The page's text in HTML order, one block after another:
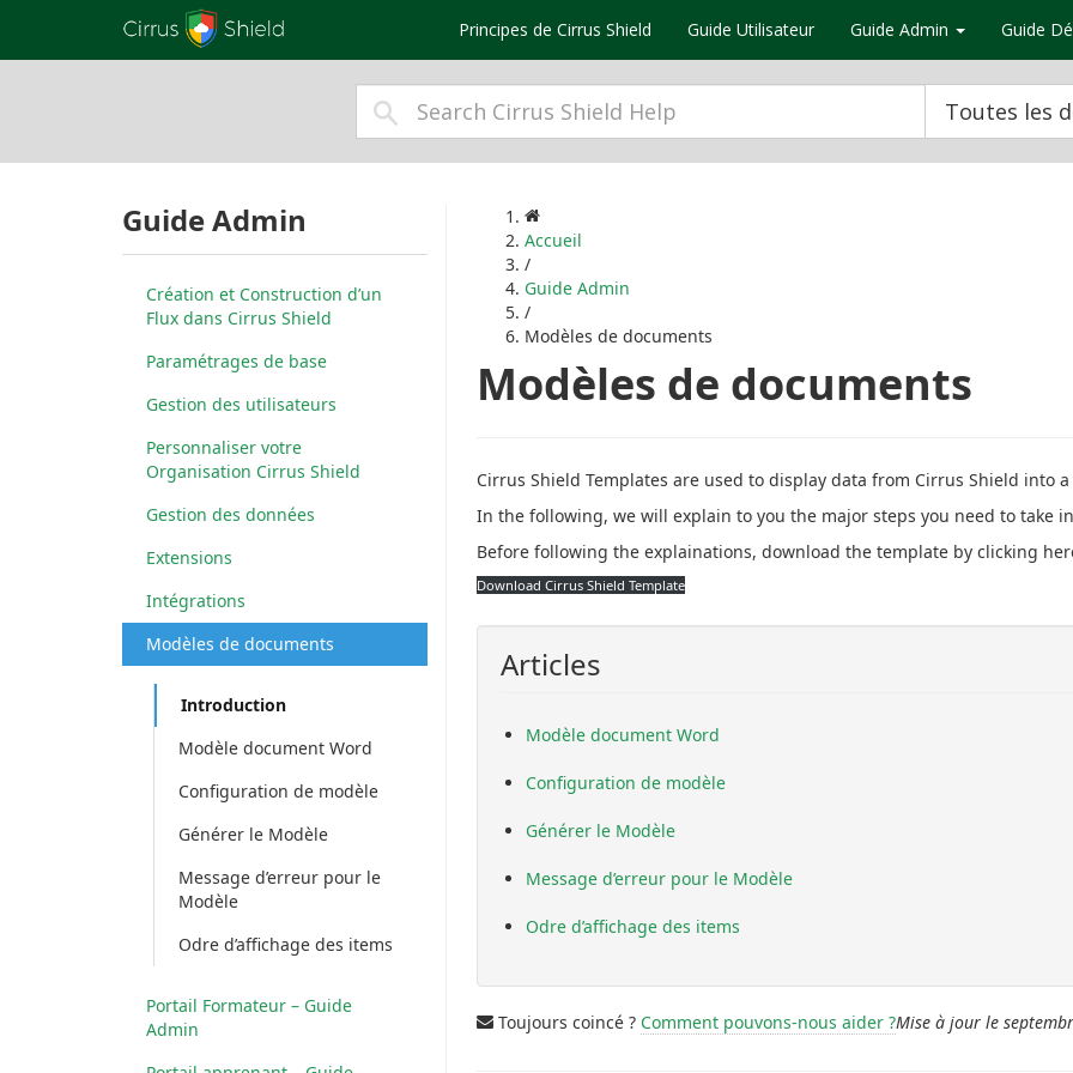
Principes de Cirrus Shield Guide Utilisateur Guide Admin Guide
Toutes les
Guide Admin
Création et Construction d’un
Flux dans Cirrus Shield
Paramétrages de base
Gestion des utilisateurs
Personnaliser votre
Organisation Cirrus Shield
Gestion des données
Extensions
Intégrations
Modèles de documents
Introduction
Modèle document Word
Configuration de modèle
Générer le Modèle
Message d’erreur pour le
Modèle
Odre d’affichage des items
Portail Formateur – Guide
Admin
Accueil
/
Guide Admin
/
Modèles de documents
Modèles de documents
Cirrus Shield Templates are used to display data from Cirrus Shield into
In the following, we will explain to you the major steps you need to take
Before following the explainations, download the template by clicking
Download Cirrus Shield Template
Articles
Modèle document Word
Configuration de modèle
Générer le Modèle
Message d’erreur pour le Modèle
Odre d’affichage des items
Toujours coincé ? Comment pouvons-nous aider ?Mise à jour le